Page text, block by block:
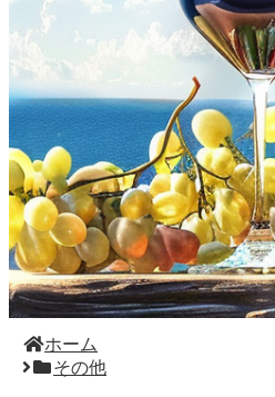
ホーム
その他